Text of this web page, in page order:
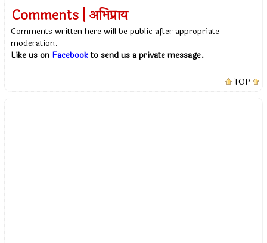
Comments | अभिप्राय
Comments written here will be public after appropriate
moderation.
Like us on Facebookto send us a private message.
TOP